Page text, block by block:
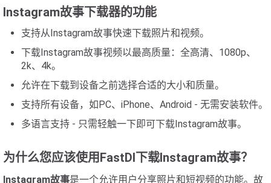
Instagram故事下载器的功能
支持从Instagram故事快速下载照片和视频。
下载Instagram故事视频以最高质量：全高清、1080p、
2k、4k。
允许在下载到设备之前选择合适的大小和质量。
支持所有设备，如PC、iPhone、Android - 无需安装软件。
多语言支持 - 只需轻触一下即可下载Instagram故事。
为什么您应该使用FastDl下载Instagram故事？
Instagram故事是一个允许用户分享照片和短视频的功能。故